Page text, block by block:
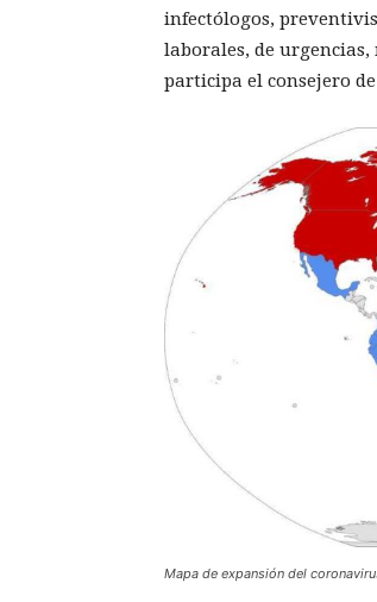
infectólogos,
laborales, de
participa el consejero
Mapa de expansión del